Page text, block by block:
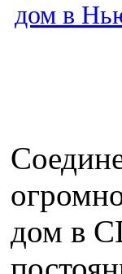
дом в
дом в